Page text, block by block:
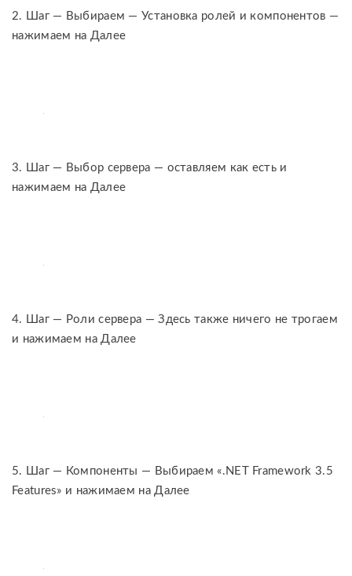
2. Шаг — Выбираем — Установка ролей и компонентов —
нажимаем на Далее
3. Шаг — Выбор сервера — оставляем как есть и
нажимаем на Далее
4. Шаг — Роли сервера — Здесь также ничего не трогаем
и нажимаем на Далее
5. Шаг — Компоненты — Выбираем «.NET Framework 3.5
Features» и нажимаем на Далее